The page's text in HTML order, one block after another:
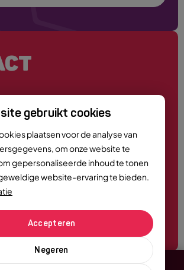
gebruikt cookies
plaatsen voor de analyse van
om onze website te
gepersonaliseerde inhoud te tonen
website-ervaring te bieden.
Negeren
Accepteren